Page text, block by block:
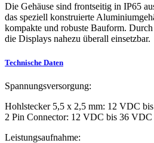
Die Gehäuse sind frontseitig in IP65
das speziell konstruierte
kompakte und robuste Bauform.
die Displays nahezu überall einsetzbar.
Technische Daten
Spannungsversorgung:
Hohlstecker 5,5 x 2,5 mm: 12 VDC
2 Pin Connector: 12 VDC bis 36 VDC
Leistungsaufnahme: